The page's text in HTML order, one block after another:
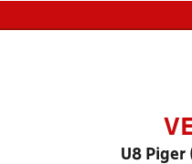
U8 Piger